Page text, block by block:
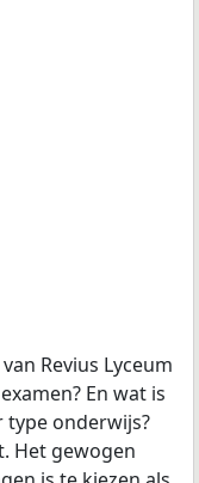
Revius Lyceum
En wat is
type onderwijs?
Het gewogen